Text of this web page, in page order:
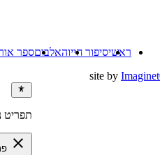
ראשיסיפור חייוהאלבוםספר
site by Imaginet
תפריט
close